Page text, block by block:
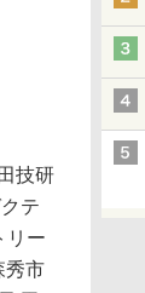
技研
テ
リー
秀市